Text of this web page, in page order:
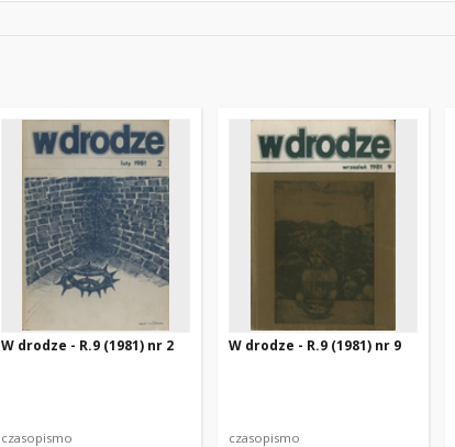
W drodze - R.9 (1981) nr 2
czasopismo
W drodze - R.9 (1981) nr 9
czasopismo